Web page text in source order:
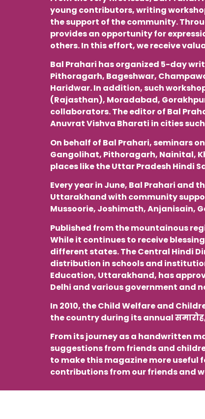
young contributors, writing
the support of the community.
provides an opportunity for
others. In this effort, we receive
Bal Prahari has organized 5-day
Pithoragarh, Bageshwar,
Haridwar. In addition, such
(Rajasthan), Moradabad,
collaborators. The editor of Bal
Anuvrat Vishva Bharati in cities
On behalf of Bal Prahari, seminars
Gangolihat, Pithoragarh, Nainital,
places like the Uttar Pradesh Hindi
Every year in June, Bal Prahari and
Uttarakhand with community
Mussoorie, Joshimath, Anjanisain,
Published from the mountainous
While it continues to receive
different states. The Central Hindi
distribution in schools and
Education, Uttarakhand, has
Delhi and various government and
In 2010, the Child Welfare and
the country during its annual
From its journey as a handwritten
suggestions from friends and
to make this magazine more
contributions from our friends and